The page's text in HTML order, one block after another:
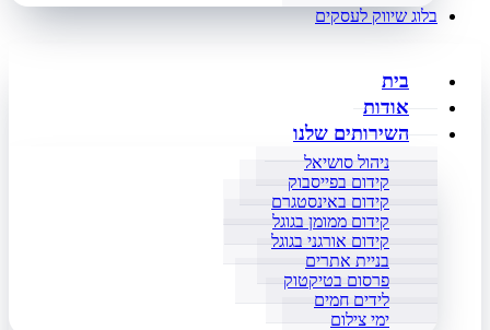
בלוג שיווק לעסקים
בית
אודות
השירותים שלנו
ניהול סושיאל
קידום בפייסבוק
קידום באינסטגרם
קידום ממומן בגוגל
קידום אורגני בגוגל
בניית אתרים
פרסום בטיקטוק
לידים חמים
ימי צילום